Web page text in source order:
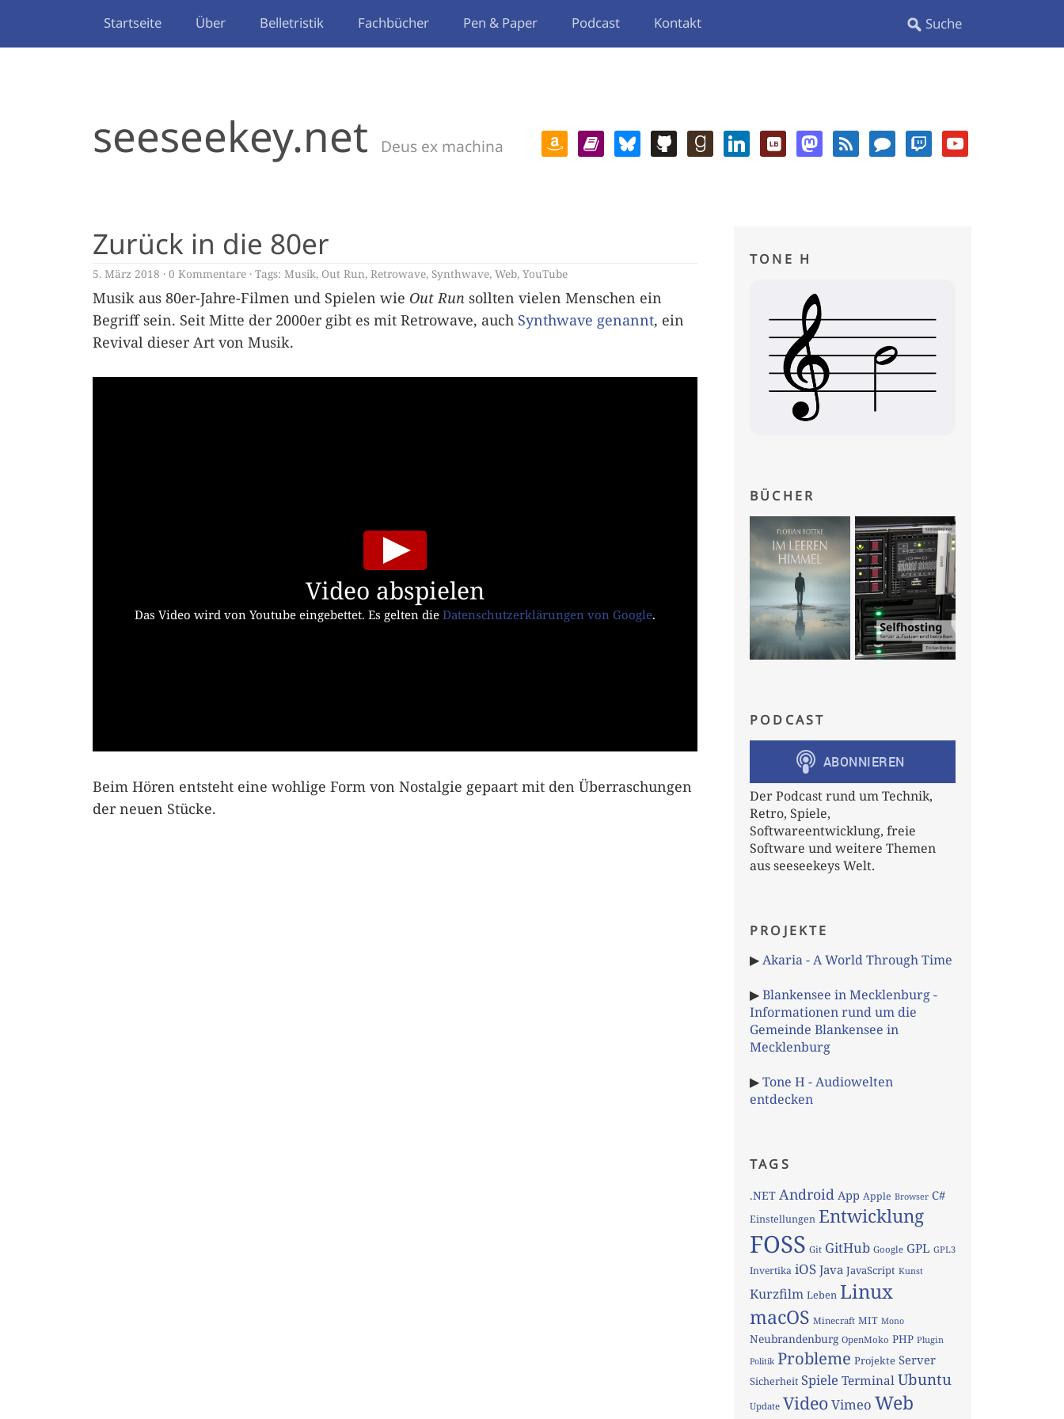
Startseite Über Belletristik Fachbücher Pen & Paper Podcast Kontakt
seeseekey.net Deus ex machina
Zurück in die 80er
5. März 2018 0 Kommentare Tags: Musik, Out Run, Retrowave, Synthwave, Web, YouTube
Musik aus 80er-Jahre-Filmen und Spielen wie Out Run sollten vielen Menschen ein
Begriff sein. Seit Mitte der 2000er gibt es mit Retrowave, auch Synthwave genannt, ein
Revival dieser Art von Musik.
Video abspielen
Das Video wird von Youtube eingebettet. Es gelten dieDatenschutzerklärungen von Google.
Beim Hören entsteht eine wohlige Form von Nostalgie gepaart mit den Überraschungen
der neuen Stücke.
TONE H
BÜCHER
PODCAST
Der Podcast rund um Technik,
Retro, Spiele,
Softwareentwicklung, freie
Software und weitere Themen
aus seeseekeys Welt.
PROJEKTE
▶Akaria - A World Through Time
▶Blankensee in Mecklenburg -
Informationen rund um die
Gemeinde Blankensee in
Mecklenburg
▶Tone H - Audiowelten
entdecken
TAGS
.NET Android App Apple Browser C#
Einstellungen Entwicklung
FOSS Git GitHub Google GPL GPL3
Invertika iOS Java JavaScript Kunst
Kurzfilm Leben Linux
macOS Minecraft MIT Mono
Neubrandenburg OpenMoko PHP Plugin
Politik Probleme Projekte Server
Sicherheit Spiele TerminalUbuntu
Update VideoVimeo Web